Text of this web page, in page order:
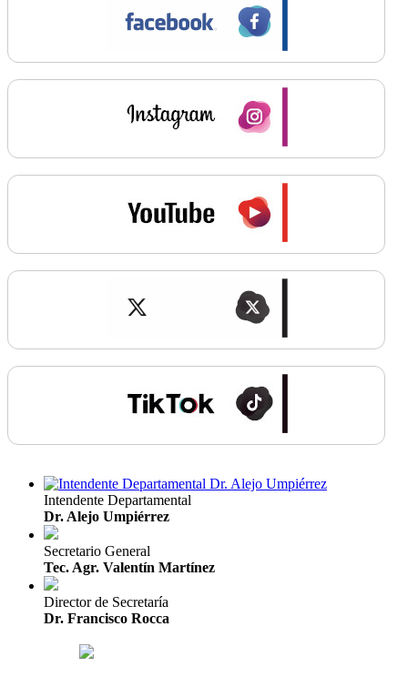
Intendente Departamental
Dr. Alejo Umpiérrez
Secretario General
Tec. Agr. Valentín Martínez
Director de Secretaría
Dr. Francisco Rocca